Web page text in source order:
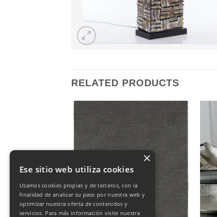
RELATED PRODUCTS
×
Ese sitio web utiliza cookies
Usamos cookies propias y de terceros, con la
finalidad de analizar su paso por nuestra web y
optimizar nuestra oferta de contenidos y
servicios. Para más información visite nuestra